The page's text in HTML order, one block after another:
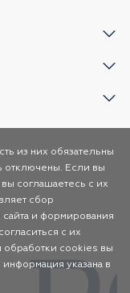
из них обязательны
отключены. Если вы
соглашаетесь с их
сбор
и формирования
с их
обработки cookies вы
указана в